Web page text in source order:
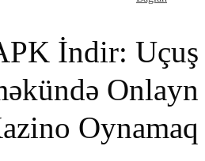
İndir: Uçuş
Onlayn
Oynamaq